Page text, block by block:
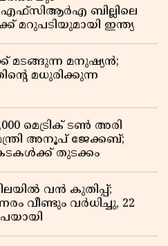
എഫ്സിആർഎ ബില്ലിലെ
ഇന്ത്യ
മടങ്ങുന്ന മനുഷ്യൻ;
മധുരിക്കുന്ന
മെട്രിക് ടൺ അരി
അനൂപ് ജേക്കബ്;
തുടക്കം
വൻ കുതിപ്പ്;
വീണ്ടും വർധിച്ചു, 22